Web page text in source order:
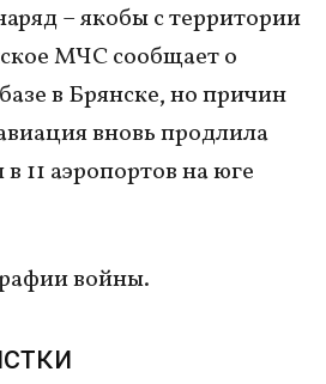
– якобы с территории
МЧС сообщает о
в Брянске, но причин
вновь продлила
11 аэропортов на юге
войны.